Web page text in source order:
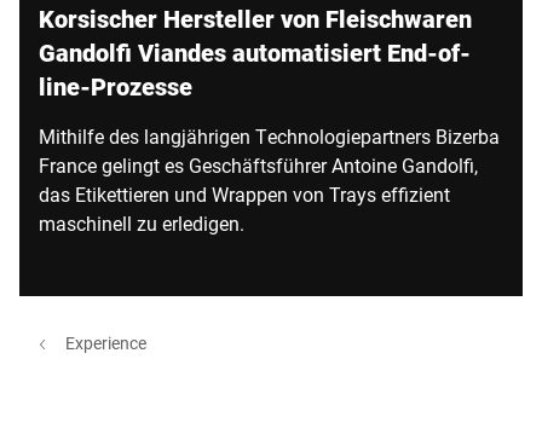
Korsischer Hersteller von Fleischwaren
Gandolfi Viandes automatisiert End-of-
line-Prozesse
Mithilfe des langjährigen Technologiepartners Bizerba
France gelingt es Geschäftsführer Antoine Gandolfi,
das Etikettieren und Wrappen von Trays effizient
maschinell zu erledigen.
Experience